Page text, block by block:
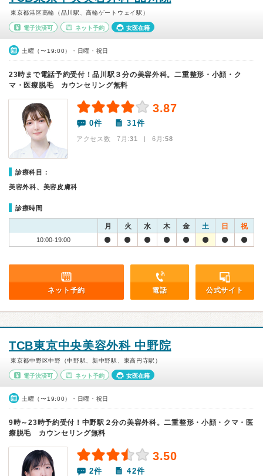
東京都港区高輪（品川駅、高輪ゲートウェイ駅）
電子決済可 ネット予約 女医在籍
土曜（〜19:00）・日曜・祝日
23時まで電話予約受付！品川駅３分の美容外科。二重整形・小顔・ク
マ・医療脱毛 カウンセリング無料
3.87
0件 31件
アクセス数 7月:31 | 6月:58
診療科目：
美容外科、美容皮膚科
診療時間
月 火 水 木 金 土 日 祝
10:00-19:00
ネット予約 電話 公式サイト
TCB東京中央美容外科 中野院
東京都中野区中野（中野駅、新中野駅、東高円寺駅）
電子決済可 ネット予約 女医在籍
土曜（〜19:00）・日曜・祝日
9時～23時予約受付！中野駅２分の美容外科。二重整形・小顔・クマ・医
療脱毛 カウンセリング無料
3.50
2件 42件